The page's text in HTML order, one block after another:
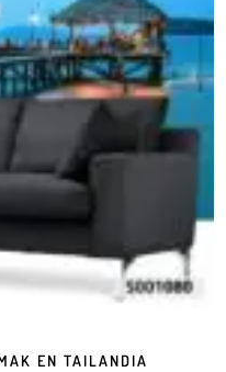
EN TAILANDIA